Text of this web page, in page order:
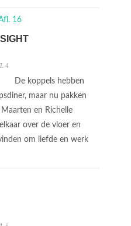
4
De koppels hebben
maar nu pakken
en Richelle
over de vloer en
om liefde en werk